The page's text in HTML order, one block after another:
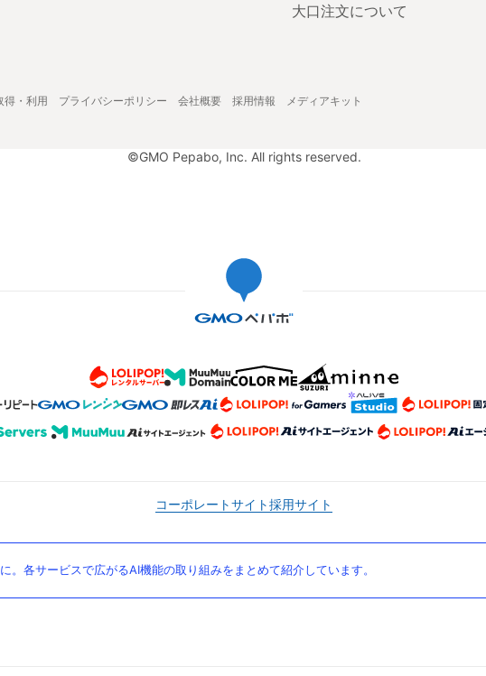
大口注文について
得・利用 プライバシーポリシー 会社概要 採用情報 メディアキット
©GMO Pepabo, Inc. All rights reserved.
コーポレートサイト採用サイト
。各サービスで広がるAI機能の取り組みをまとめて紹介しています。